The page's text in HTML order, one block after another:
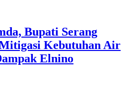
Bupati Serang
Kebutuhan Air
Elnino